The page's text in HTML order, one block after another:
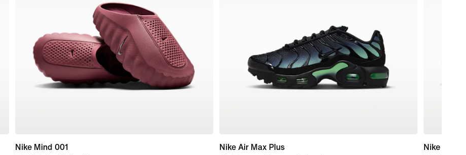
Nike Mind 001
Nike Air Max Plus
Nike Mind